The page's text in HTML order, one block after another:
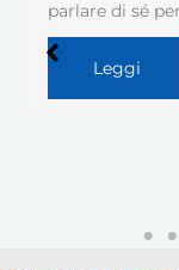
parlare di sé
Leggi